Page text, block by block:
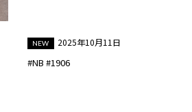
2025年10月11日
#NB #1906